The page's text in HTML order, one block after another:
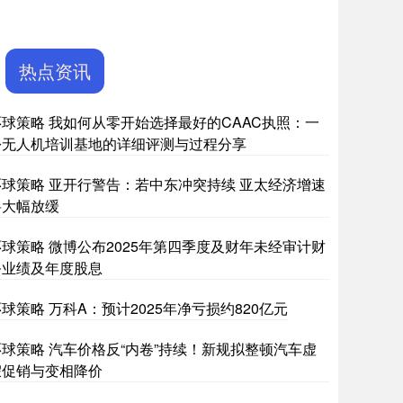
热点资讯
策略 我如何从零开始选择最好的CAAC执照：一
人机培训基地的详细评测与过程分享
策略 亚开行警告：若中东冲突持续 亚太经济增速
幅放缓
策略 微博公布2025年第四季度及财年未经审计财
绩及年度股息
策略 万科A：预计2025年净亏损约820亿元
策略 汽车价格反“内卷”持续！新规拟整顿汽车虚
销与变相降价